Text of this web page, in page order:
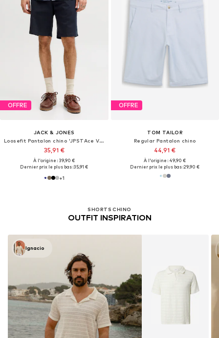
OFFRE
JACK & JONES
Loosefit Pantalon chino 'JPSTAce Vance'
35,91 €
À l'origine : 39,90 €
Dernier prix le plus bas :35,91 €
+1
SHORTS CHINO
OUTFIT INSPIRATION
Ignacio
OFFRE
TOM TAILOR
Regular Pantalon chino
44,91 €
À l'origine : 49,90 €
Dernier prix le plus bas :29,90 €